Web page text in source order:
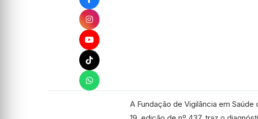
A Fundação de Vigilância em